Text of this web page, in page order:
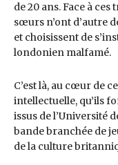
de 20 ans. Face à
sœurs n’ont d’autre
et choisissent de
londonien malfamé.
C’est là, au cœur de
intellectuelle, qu’ils
issus de l’Université
bande branchée de
de la culture